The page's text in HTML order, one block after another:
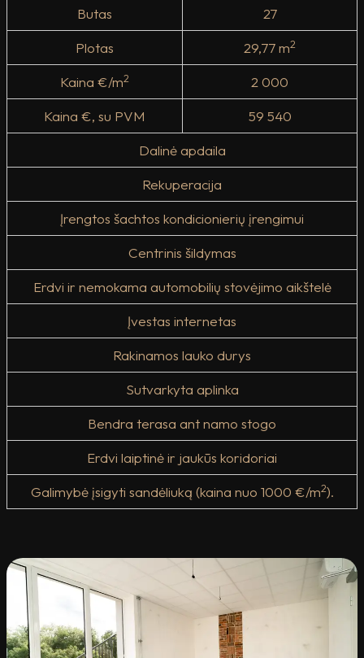
Butas
27
Plotas
29,77 m2
Kaina €/m2
2 000
Kaina €, su PVM
59 540
Dalinė apdaila
Rekuperacija
Įrengtos šachtos kondicionierių įrengimui
Centrinis šildymas
Erdvi ir nemokama automobilių stovėjimo aikštelė
Įvestas internetas
Rakinamos lauko durys
Sutvarkyta aplinka
Bendra terasa ant namo stogo
Erdvi laiptinė ir jaukūs koridoriai
Galimybė įsigyti sandėliuką (kaina nuo 1000 €/m2).